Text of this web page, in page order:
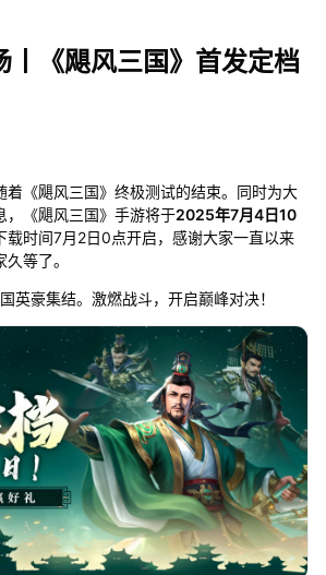
丨《飓风三国》首发定档
着《飓风三国》终极测试的结束。同时为大
，《飓风三国》手游将于2025年7月4日10
载时间7月2日0点开启，感谢大家一直以来
等了。
英豪集结。激燃战斗，开启巅峰对决！